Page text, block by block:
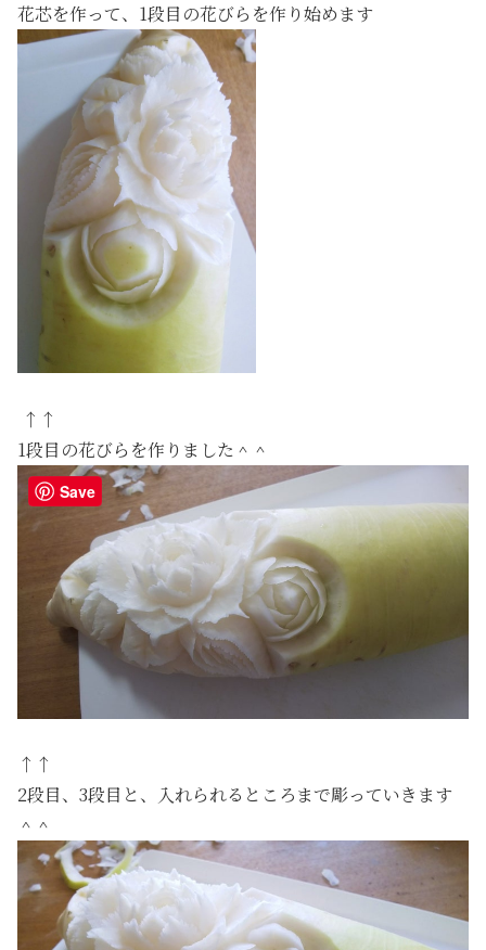
花芯を作って、1段目の花びらを作り始めます
↑↑
1段目の花びらを作りました＾＾
↑↑
2段目、3段目と、入れられるところまで彫っていきます
＾＾
Save